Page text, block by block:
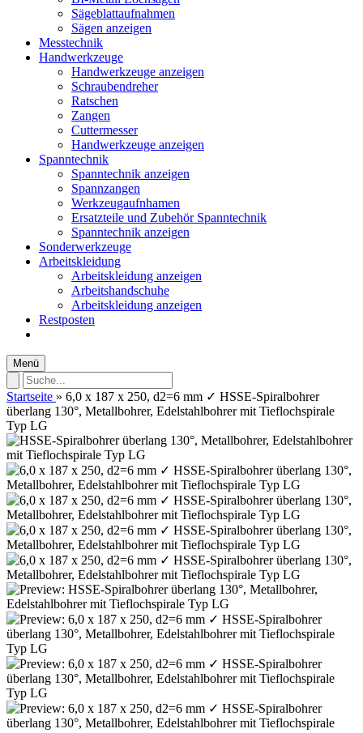
Sägeblattaufnahmen
Sägen anzeigen
Messtechnik
Handwerkzeuge
Handwerkzeuge anzeigen
Schraubendreher
Ratschen
Zangen
Cuttermesser
Handwerkzeuge anzeigen
Spanntechnik
Spanntechnik anzeigen
Spannzangen
Werkzeugaufnhamen
Ersatzteile und Zubehör Spanntechnik
Spanntechnik anzeigen
Sonderwerkzeuge
Arbeitskleidung
Arbeitskleidung anzeigen
Arbeitshandschuhe
Arbeitskleidung anzeigen
Restposten
Menü
Startseite » 6,0 x 187 x 250, d2=6 mm ✓ HSSE-Spiralbohrer
überlang 130°, Metallbohrer, Edelstahlbohrer mit Tieflochspirale
Typ LG